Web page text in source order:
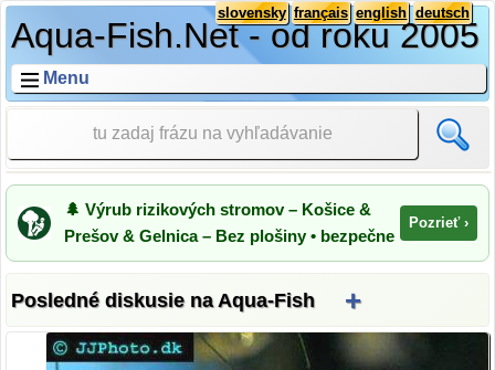
Aqua-Fish.Net - od roku 2005
deutsch
english
français
slovensky
Menu
🌲 Výrub rizikových stromov – Košice &
Prešov & Gelnica – Bez plošiny • bezpečne
Pozrieť ›
Posledné diskusie na Aqua-Fish +